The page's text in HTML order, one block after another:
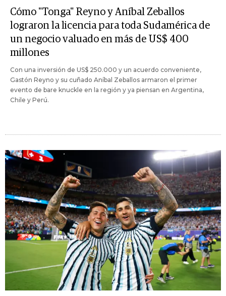
Cómo "Tonga" Reyno y Aníbal Zeballos
lograron la licencia para toda Sudamérica de
un negocio valuado en más de US$ 400
millones
Con una inversión de US$ 250.000 y un acuerdo conveniente,
Gastón Reyno y su cuñado Aníbal Zeballos armaron el primer
evento de bare knuckle en la región y ya piensan en Argentina,
Chile y Perú.